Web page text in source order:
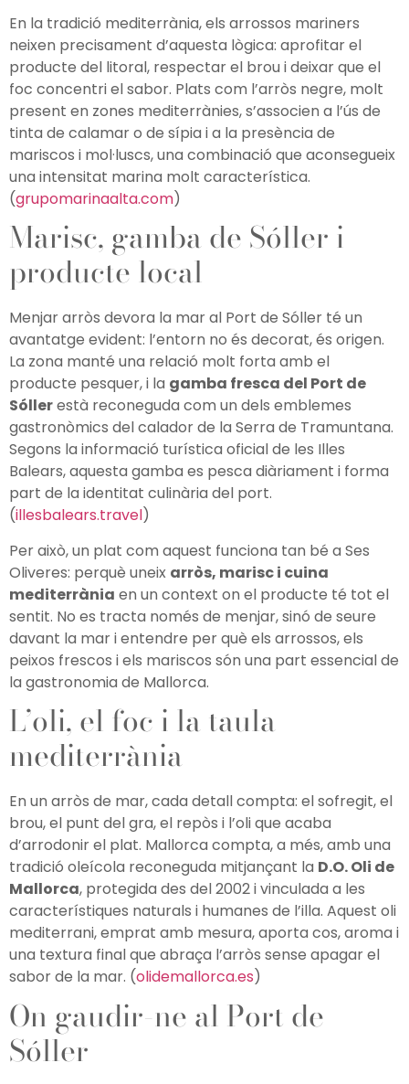
En la tradició mediterrània, els arrossos mariners
neixen precisament d’aquesta lògica: aprofitar el
producte del litoral, respectar el brou i deixar que el
foc concentri el sabor. Plats com l’arròs negre, molt
present en zones mediterrànies, s’associen a l’ús de
tinta de calamar o de sípia i a la presència de
mariscos i mol·luscs, una combinació que aconsegueix
una intensitat marina molt característica.
(grupomarinaalta.com)
Marisc, gamba de Sóller i
producte local
Menjar arròs devora la mar al Port de Sóller té un
avantatge evident: l’entorn no és decorat, és origen.
La zona manté una relació molt forta amb el
producte pesquer, i la gamba fresca del Port de
Sóllerestà reconeguda com un dels emblemes
gastronòmics del calador de la Serra de Tramuntana.
Segons la informació turística oficial de les Illes
Balears, aquesta gamba es pesca diàriament i forma
part de la identitat culinària del port.
(illesbalears.travel)
Per això, un plat com aquest funciona tan bé a Ses
Oliveres: perquè uneix arròs, marisc i cuina
mediterrània en un context on el producte té tot el
sentit. No es tracta només de menjar, sinó de seure
davant la mar i entendre per què els arrossos, els
peixos frescos i els mariscos són una part essencial de
la gastronomia de Mallorca.
L’oli, el foc i la taula
mediterrània
En un arròs de mar, cada detall compta: el sofregit, el
brou, el punt del gra, el repòs i l’oli que acaba
d’arrodonir el plat. Mallorca compta, a més, amb una
tradició oleícola reconeguda mitjançant la D.O. Oli de
Mallorca, protegida des del 2002 i vinculada a les
característiques naturals i humanes de l’illa. Aquest oli
mediterrani, emprat amb mesura, aporta cos, aroma i
una textura final que abraça l’arròs sense apagar el
sabor de la mar. (olidemallorca.es)
On gaudir-ne al Port de
Sóller